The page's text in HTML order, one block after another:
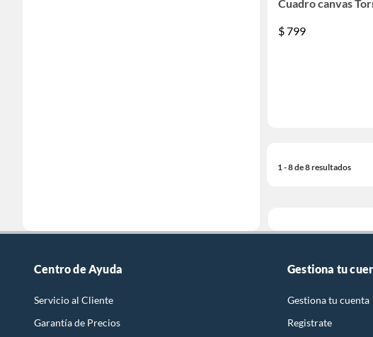
Cuadro canvas
$799
1 - 8 de 8 resultados
Centro de Ayuda
Servicio al Cliente
Garantía de Precios
Gestiona tu
Gestiona tu cuenta
Registrate